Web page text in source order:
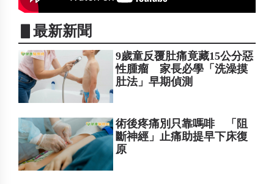
▋最新新聞
9歲童反覆肚痛竟藏15公分惡
性腫瘤 家長必學「洗澡摸
肚法」早期偵測
術後疼痛別只靠嗎啡 「阻
斷神經」止痛助提早下床復
原